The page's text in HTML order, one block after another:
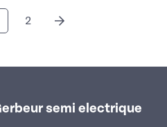
2
semi electrique